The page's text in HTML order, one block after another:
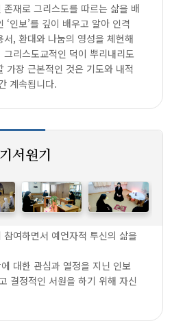
재로 그리스도를 따르는 삶을 배
인보’를 깊이 배우고 알아 인격
, 환대와 나눔의 영성을 체현해
리스도교적인 덕이 뿌리내리도
가장 근본적인 것은 기도와 내적
계속됩니다.
서원기
여하면서 예언자적 투신의 삶을
대한 관심과 열정을 지닌 인보
결정적인 서원을 하기 위해 자신